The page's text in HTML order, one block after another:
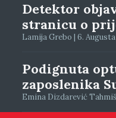
Detektor
stranicu o
Lamija Grebo | 6. Augusta
Podignuta
zaposlenika
Emina Dizdarević